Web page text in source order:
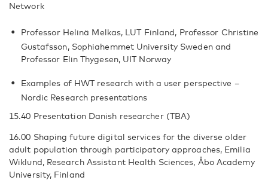
Network
Professor Helinä Melkas, LUT Finland, Professor Christine
Gustafsson, Sophiahemmet University Sweden and
Professor Elin Thygesen, UIT Norway
Examples of HWT research with a user perspective –
Nordic Research presentations
15.40 Presentation Danish researcher (TBA)
16.00 Shaping future digital services for the diverse older
adult population through participatory approaches, Emilia
Wiklund, Research Assistant Health Sciences, Åbo Academy
University, Finland